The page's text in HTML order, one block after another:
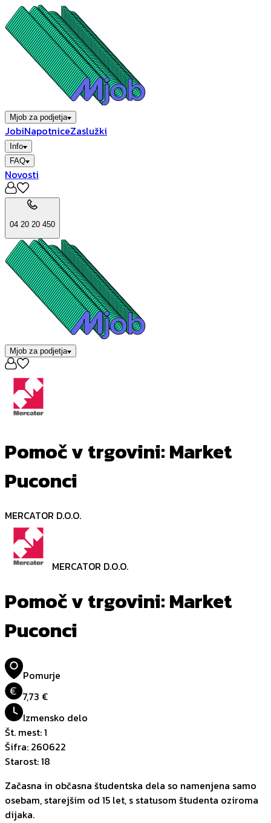
Mjob za podjetja
JobiNapotniceZaslužki
Info
FAQ
Novosti
04 20 20 450
Mjob za podjetja
Pomoč v trgovini: Market
Puconci
MERCATOR D.O.O.
MERCATOR D.O.O.
Pomoč v trgovini: Market
Puconci
Pomurje
€ 7,73 €
Izmensko delo
Št. mest:1
Šifra: 260622
Starost:18
Začasna in občasna študentska dela so namenjena samo
osebam, starejšim od 15 let, s statusom študenta oziroma
dijaka.